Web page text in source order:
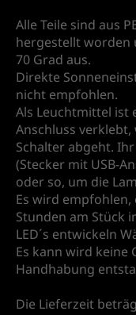
Alle Teile sind aus
hergestellt worden
70 Grad aus.
Direkte
nicht empfohlen.
Als Leuchtmittel ist
Anschluss
Schalter abgeht.
(Stecker mit USB-
oder so, um die
Es wird empfohlen,
Stunden am Stück
LED´s entwickeln
Es kann wird keine
Handhabung
Die Lieferzeit